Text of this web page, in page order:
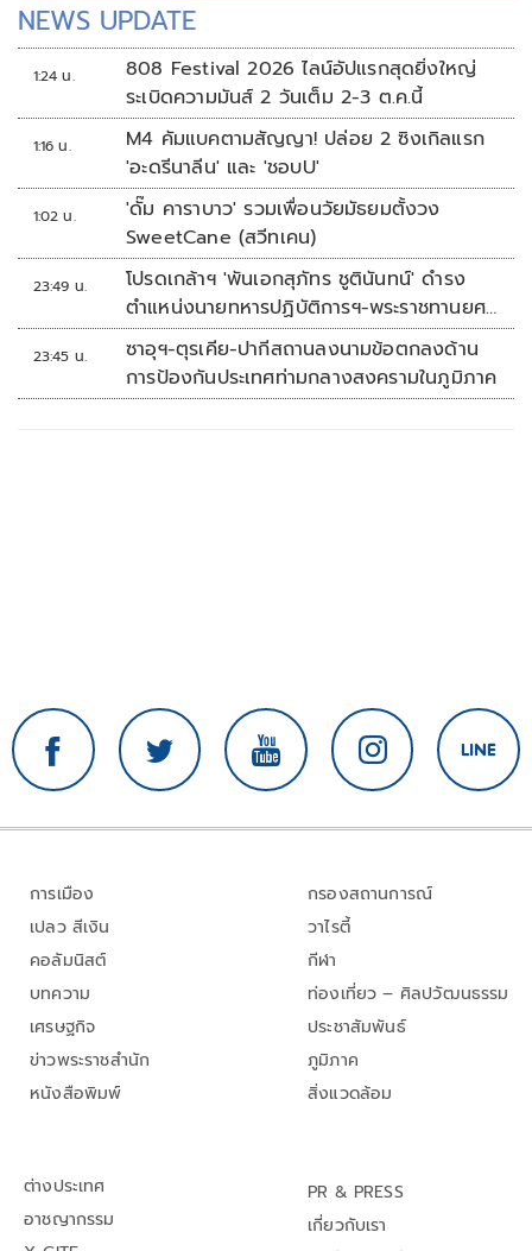
NEWS UPDATE
1:24 น.
808 Festival 2026 ไลน์อัปแรกสุดยิ่งใหญ่
ระเบิดความมันส์ 2 วันเต็ม 2-3 ต.ค.นี้
1:16 น.
M4 คัมแบคตามสัญญา! ปล่อย 2 ซิงเกิลแรก
'อะดรีนาลีน' และ 'ชอบU'
1:02 น.
'ดั๊ม คาราบาว' รวมเพื่อนวัยมัธยมตั้งวง
SweetCane (สวีทเคน)
23:49 น.
โปรดเกล้าฯ 'พันเอกสุภัทร ชูตินันทน์' ดำรง
ตำแหน่งนายทหารปฏิบัติการฯ-พระราชทานยศ
'พลตรี'
23:45 น.
ซาอุฯ-ตุรเคีย-ปากีสถานลงนามข้อตกลงด้าน
การป้องกันประเทศท่ามกลางสงครามในภูมิภาค
การเมือง
เปลว สีเงิน
คอลัมนิสต์
บทความ
เศรษฐกิจ
ข่าวพระราชสำนัก
หนังสือพิมพ์
กรองสถานการณ์
วาไรตี้
กีฬา
ท่องเที่ยว – ศิลปวัฒนธรรม
ประชาสัมพันธ์
ภูมิภาค
สิ่งแวดล้อม
ต่างประเทศ
อาชญากรรม
PR & PRESS
เกี่ยวกับเรา